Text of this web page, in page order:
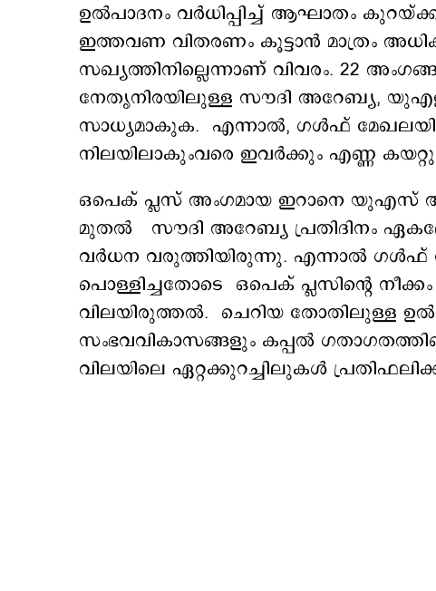
ഉൽപാദനം വർധിപ്പിച്ച് ആഘാതം
ഇത്തവണ വിതരണം കൂട്ടാൻ മാത്രം
സഖ്യത്തിനില്ലെന്നാണ് വിവരം. 22
നേതൃനിരയിലുള്ള സൗദി അറേബ്യ,
സാധ്യമാകുക. എന്നാൽ, ഗൾഫ്
നിലയിലാകുംവരെ ഇവർക്കും എണ്ണ
ഒപെക് പ്ലസ് അംഗമായ ഇറാനെ യുഎസ്
മുതല്‍ സൗദി അറേബ്യ പ്രതിദിനം
വർധന വരുത്തിയിരുന്നു. എന്നാല്‍
പൊള്ളിച്ചതോടെ ഒപെക് പ്ലസിന്റെ
വിലയിരുത്തല്‍. ചെറിയ തോതിലുള്ള
സംഭവവികാസങ്ങളും കപ്പൽ
വിലയിലെ ഏറ്റക്കുറച്ചിലുകള്‍